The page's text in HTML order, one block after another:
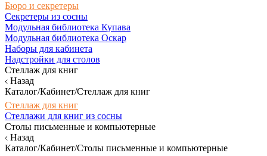
Бюро и секретеры
Секретеры из сосны
Модульная библиотека Купава
Модульная библиотека Оскар
Наборы для кабинета
Надстройки для столов
Стеллаж для книг
Назад
Каталог/Кабинет/Стеллаж для книг
Стеллаж для книг
Стеллажи для книг из сосны
Столы письменные и компьютерные
Назад
Каталог/Кабинет/Столы письменные и компьютерные